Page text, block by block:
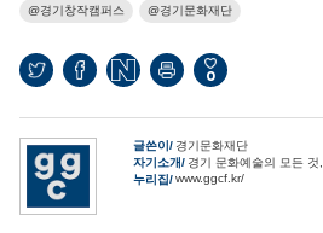
경기창작캠퍼스 경기문화재단
0
글쓴이
경기문화재단
자기소개
경기 문화예술의 모든
누리집 www.ggcf.kr/